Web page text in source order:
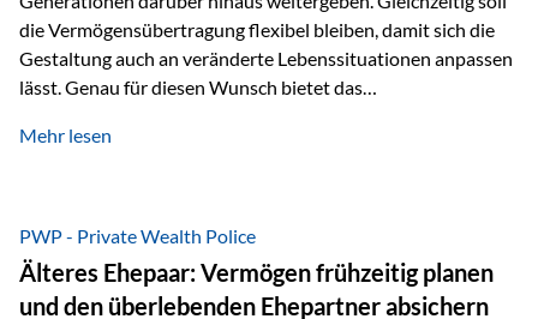
die Vermögensübertragung flexibel bleiben, damit sich die
Gestaltung auch an veränderte Lebenssituationen anpassen
lässt. Genau für diesen Wunsch bietet das
Vienna-Life eine interessante Lösung. Es ermöglicht,
Ausgangssituation Stellen Sie sich folgende Familie vor: Die
Großeltern haben über viele Jahre Vermögen aufgebaut. Ihr
Wunsch ist es, dieses Vermögen nicht nur den eigenen
Mehr lesen
PWP - Private Wealth Police
Älteres Ehepaar: Vermögen frühzeitig planen
und den überlebenden Ehepartner absichern